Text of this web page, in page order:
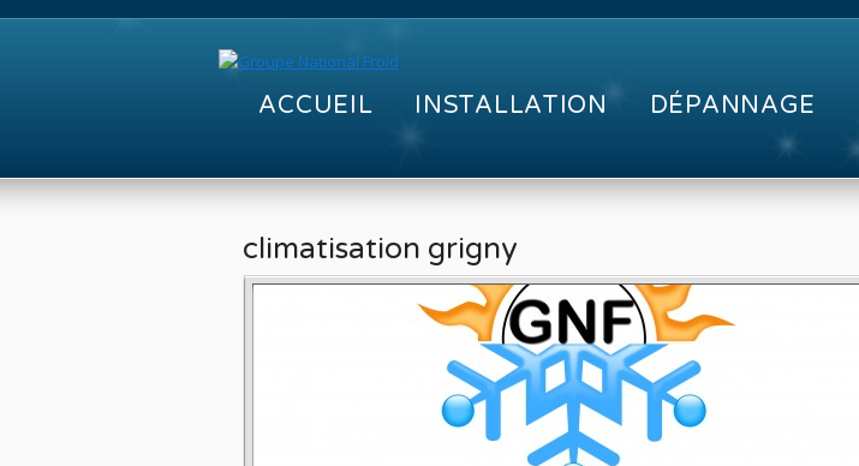
ACCUEIL INSTALLATION DÉPANNAGE
climatisation grigny